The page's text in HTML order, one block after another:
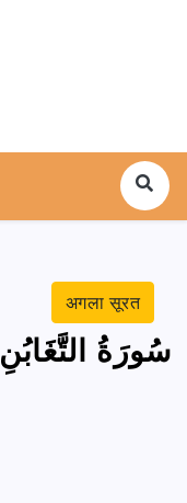
अगला सूरत
سُورَةُ التَّغَابُنِ